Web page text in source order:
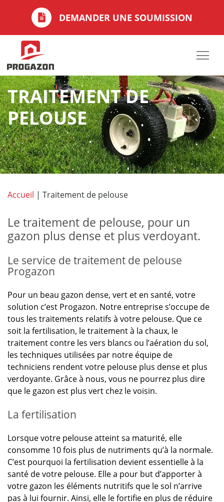
DEMANDER UNE SOUMISSION
TRAITEMENT DE
PELOUSE
Accueil | Traitement de pelouse
​Le traitement de pelouse, pour un
gazon plus dense et plus verdoyant.
Le service de traitement de pelouse
Progazon
Pour un beau gazon dense, vert et en santé, votre
solution c’est Progazon. Notre entreprise s’occupe de
tous les traitements relatifs à votre pelouse. Que ce
soit la fertilisation, le traitement à la chaux, le
traitement contre les vers blancs ou l’aération du sol,
les techniques utilisées par notre équipe de
techniciens rendent votre pelouse plus dense et plus
verdoyante. Grâce à nous, vous ne pourrez plus dire
que le gazon est plus vert chez le voisin.
La fertilisation
Lorsque votre pelouse atteint sa maturité, elle
consomme 10 fois plus de nutriments qu’à la normale.
C’est pourquoi la fertilisation devient essentielle à la
santé de votre pelouse. Elle a pour but d’apporter à
votre gazon les éléments nutritifs que le sol n’arrive
pas à lui fournir. Ainsi, elle le fortifie en plus de réduire